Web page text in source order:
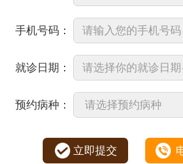
手机号码：
就诊日期：
预约病种：
立即提交